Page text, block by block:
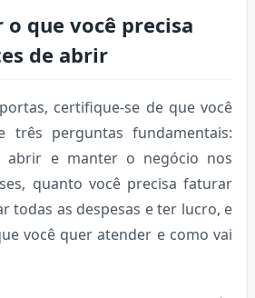
que você precisa
de abrir
certifique-se de que você
três perguntas fundamentais:
abrir e manter o negócio nos
quanto você precisa faturar
todas as despesas e ter lucro, e
você quer atender e como vai